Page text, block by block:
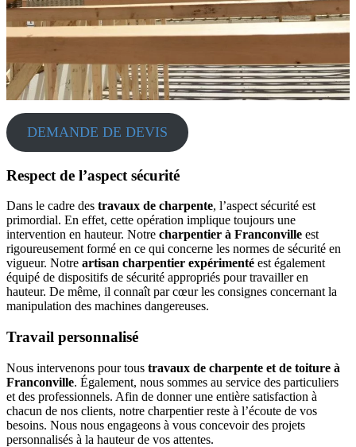
DEMANDE DE DEVIS
Respect de l’aspect sécurité
Dans le cadre des travaux de charpente, l’aspect sécurité est
primordial. En effet, cette opération implique toujours une
intervention en hauteur. Notre charpentier à Franconville est
rigoureusement formé en ce qui concerne les normes de sécurité en
vigueur. Notre artisan charpentier expérimenté est également
équipé de dispositifs de sécurité appropriés pour travailler en
hauteur. De même, il connaît par cœur les consignes concernant la
manipulation des machines dangereuses.
Travail personnalisé
Nous intervenons pour tous travaux de charpente et de toiture à
Franconville. Également, nous sommes au service des particuliers
et des professionnels. Afin de donner une entière satisfaction à
chacun de nos clients, notre charpentier reste à l’écoute de vos
besoins. Nous nous engageons à vous concevoir des projets
personnalisés à la hauteur de vos attentes.